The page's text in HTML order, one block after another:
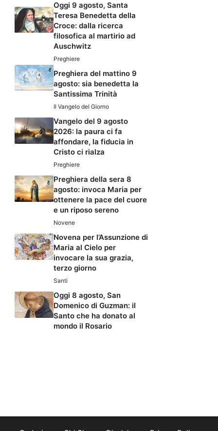
Oggi 9 agosto, Santa
Teresa Benedetta della
Croce: dalla ricerca
filosofica al martirio ad
Auschwitz
Preghiere
Preghiera del mattino 9
agosto: sia benedetta la
Santissima Trinità
Il Vangelo del Giorno
Vangelo del 9 agosto
2026: la paura ci fa
affondare, la fiducia in
Cristo ci rialza
Preghiere
Preghiera della sera 8
agosto: invoca Maria per
ottenere la pace del cuore
e un riposo sereno
Novene
Novena per l’Assunzione di
Maria al Cielo per
invocare la sua grazia,
terzo giorno
Santi
Oggi 8 agosto, San
Domenico di Guzman: il
Santo che ha donato al
mondo il Rosario